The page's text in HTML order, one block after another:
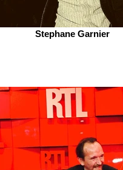
Stephane Garnier